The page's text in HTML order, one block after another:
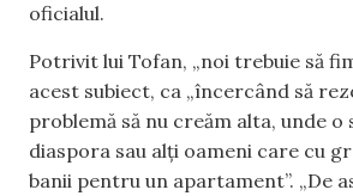
oficialul.
Potrivit lui Tofan, „noi trebuie să
acest subiect, ca „încercând să
problemă să nu creăm alta, unde o
diaspora sau alți oameni care cu
banii pentru un apartament”. „De